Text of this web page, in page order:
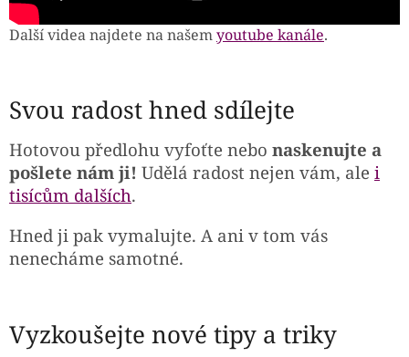
Další videa najdete na našemyoutube kanále.
Svou radost hned sdílejte
Hotovou předlohu vyfoťte nebo naskenujte a
pošlete nám ji! Udělá radost nejen vám, ale i
tisícům dalších.
Hned ji pak vymalujte. A ani v tom vás
nenecháme samotné.
Vyzkoušejte nové tipy a triky